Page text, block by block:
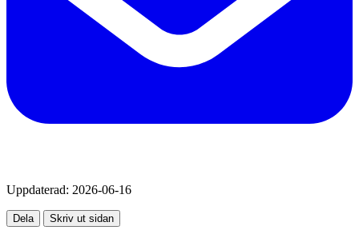
Uppdaterad: 2026-06-16
Dela Skriv ut sidan